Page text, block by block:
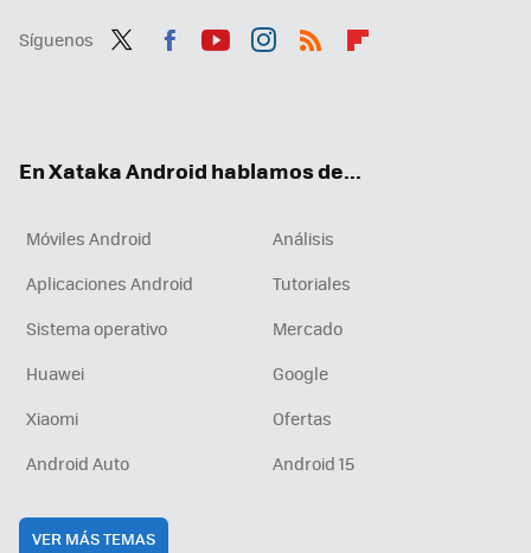
Síguenos
En Xataka Android hablamos de...
Móviles Android
Análisis
Aplicaciones Android
Tutoriales
Sistema operativo
Mercado
Huawei
Google
Xiaomi
Ofertas
Android Auto
Android 15
VER MÁS TEMAS